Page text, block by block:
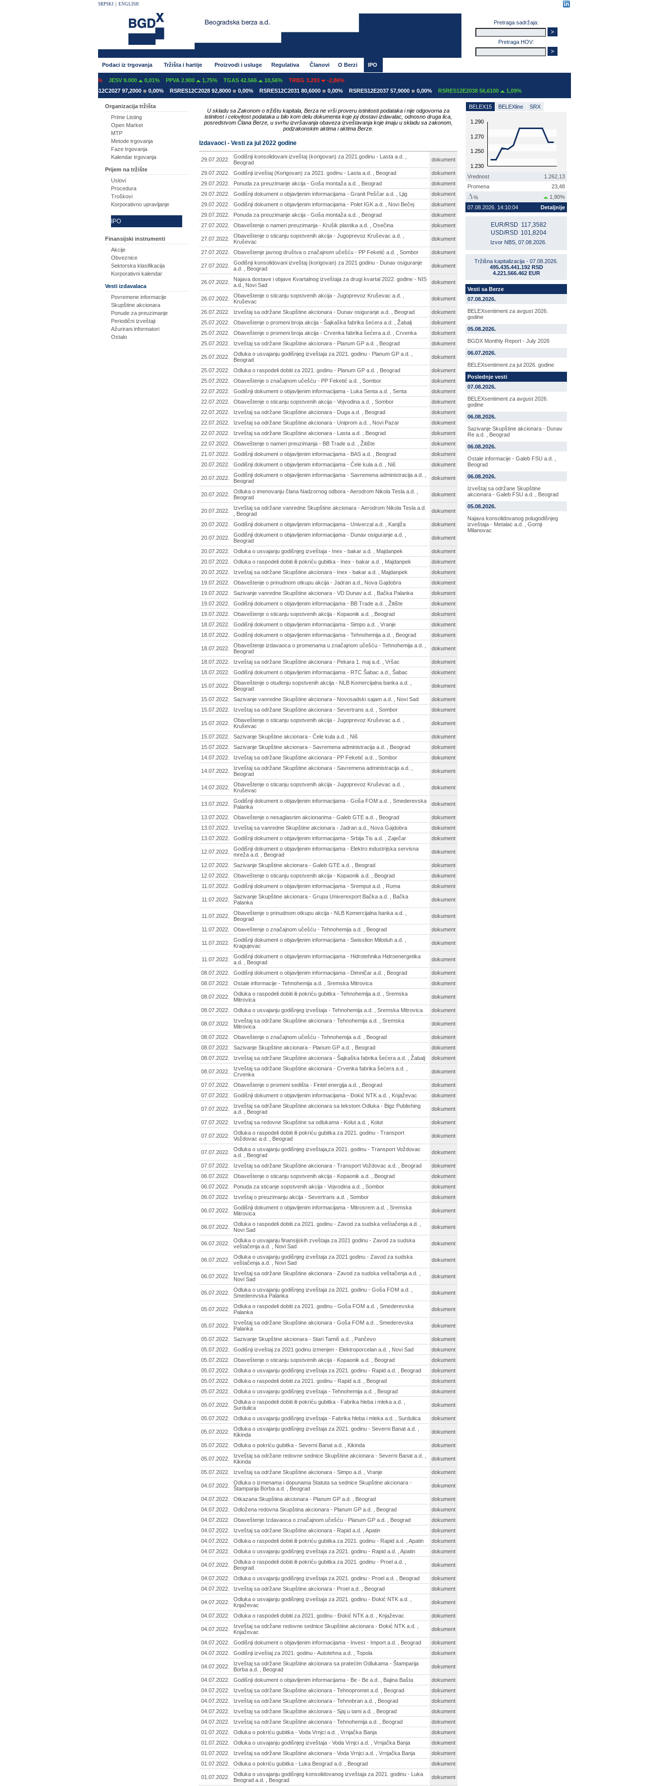
SRPSKI ENGLISH
Pretraga sadržaja:
Pretraga HOV:
Podaci iz trgovanja Tržišta i hartije Proizvodi i usluge Regulativa Članovi O Berzi IPO
JESV 9.000 0,01% PPVA 2.900 1,75% TGAS 42.566 10,56% TRBG 3.293
-2,86%
RSRES12C2027 97,2000 0,00% RSRES12C2028 92,8000 0,00% RSRES12C2031 80,6000 0,00% RSRES12E2037 57,9000 0,00% RSRES12E2038 56,6100 1,09%
Organizacija tržišta
Prime Listing
Open Market
MTP
Metode trgovanja
Faze trgovanja
Kalendar trgovanja
Prijem na tržište
Uslovi
Procedura
Troškovi
Korporativno upravljanje
IPO
Finansijski instrumenti
Akcije
Obveznice
Sektorska klasifikacija
Korporativni kalendar
Vesti izdavalaca
Povremene informacije
Skupštine akcionara
Ponude za preuzimanje
Periodični izveštaji
Ažurirani informatori
Ostalo
U skladu sa Zakonom o tržištu kapitala, Berza ne vrši proveru istinitosti podataka i nije odgovorna za
istinitost i celovitost podataka u bilo kom delu dokumenta koje joj dostavi izdavalac, odnosno druga lica,
posredstvom Člana Berze, u svrhu izvršavanja obaveza izveštavanja koje imaju u skladu sa zakonom,
podzakonskim aktima i aktima Berze.
Izdavaoci - Vesti za jul 2022 godine
29.07.2022.
Godišnji konsolidovani izveštaj (korigovan) za 2021.godinu - Lasta a.d. ,
Beograd
dokument
29.07.2022. Godišnji izveštaj (Korigovan) za 2021. godinu - Lasta a.d. , Beograd
dokument
29.07.2022.
Ponuda za preuzimanje akcija - Goša montaža a.d. , Beograd
dokument
29.07.2022.
Godišnji dokument o objavljenim informacijama - Granit Peščar a.d. , Ljig
dokument
29.07.2022.
Godišnji dokument o objavljenim informacijama - Polet IGK a.d. , Novi Bečej
dokument
29.07.2022.
Ponuda za preuzimanje akcija - Goša montaža a.d. , Beograd
dokument
27.07.2022.
Obaveštenje o nameri preuzimanja - Krušik plastika a.d. , Osečina dokument
27.07.2022.
Obaveštenje o sticanju sopstvenih akcija - Jugoprevoz Kruševac a.d. ,
Kruševac
dokument
27.07.2022. Obaveštenje javnog društva o značajnom učešću - PP Feketić a.d. , Sombor dokument
27.07.2022.
Godišnji konsolidovani izveštaj (korigovan) za 2021 godinu - Dunav osiguranje
a.d. , Beograd
dokument
26.07.2022.
Najava dostave i objave Kvartalnog izveštaja za drugi kvartal 2022. godine - NIS
a.d., Novi Sad
dokument
26.07.2022.
Obaveštenje o sticanju sopstvenih akcija - Jugoprevoz Kruševac a.d. ,
Kruševac
dokument
26.07.2022. Izveštaj sa održane Skupštine akcionara - Dunav osiguranje a.d. , Beograd
dokument
25.07.2022.
Obaveštenje o promeni broja akcija - Šajkaška fabrika šećera a.d. , Žabalj
dokument
25.07.2022.
Obaveštenje o promeni broja akcija - Crvenka fabrika šećera a.d. , Crvenka
dokument
25.07.2022.
Izveštaj sa održane Skupštine akcionara - Planum GP a.d. , Beograd dokument
25.07.2022.
Odluka o usvajanju godišnjeg izveštaja za 2021. godinu - Planum GP a.d. ,
Beograd
dokument
25.07.2022. Odluka o raspodeli dobiti za 2021. godinu - Planum GP a.d. , Beograd
dokument
25.07.2022.
Obaveštenje o značajnom učešću - PP Feketić a.d. , Sombor
dokument
22.07.2022.
Godišnji dokument o objavljenim informacijama - Luka Senta a.d. , Senta
dokument
22.07.2022.
Obaveštenje o sticanju sopstvenih akcija - Vojvodina a.d. , Sombor
dokument
22.07.2022.
Izveštaj sa održane Skupštine akcionara - Duga a.d. , Beograd
dokument
22.07.2022.
Izveštaj sa održane Skupštine akcionara - Uniprom a.d. , Novi Pazar
dokument
22.07.2022.
Izveštaj sa održane Skupštine akcionara - Lasta a.d. , Beograd
dokument
22.07.2022.
Obaveštenje o nameri preuzimanja - BB Trade a.d. , Žitište
dokument
21.07.2022.
Godišnji dokument o objavljenim informacijama - BAS a.d. , Beograd
dokument
20.07.2022.
Godišnji dokument o objavljenim informacijama - Ćele kula a.d. , Niš dokument
20.07.2022.
Godišnji dokument o objavljenim informacijama - Savremena administracija a.d. ,
Beograd
dokument
20.07.2022.
Odluka o imenovanju člana Nadzornog odbora - Aerodrom Nikola Tesla a.d. ,
Beograd
dokument
20.07.2022.
Izveštaj sa održane vanredne Skupštine akcionara - Aerodrom Nikola Tesla a.d.
, Beograd
dokument
20.07.2022. Godišnji dokument o objavljenim informacijama - Univerzal a.d. , Kanjiža dokument
20.07.2022.
Godišnji dokument o objavljenim informacijama - Dunav osiguranje a.d. ,
Beograd
dokument
20.07.2022. Odluka o usvajanju godišnjeg izveštaja - Inex - bakar a.d. , Majdanpek
dokument
20.07.2022.
Odluka o raspodeli dobiti ili pokriću gubitka - Inex - bakar a.d. , Majdanpek
dokument
20.07.2022.
Izveštaj sa održane Skupštine akcionara - Inex - bakar a.d. , Majdanpek
dokument
19.07.2022.
Obaveštenje o prinudnom otkupu akcija - Jadran a.d., Nova Gajdobra
dokument
19.07.2022.
Sazivanje vanredne Skupštine akcionara - VD Dunav a.d. , Bačka Palanka
dokument
19.07.2022.
Godišnji dokument o objavljenim informacijama - BB Trade a.d. , Žitište
dokument
19.07.2022.
Obaveštenje o sticanju sopstvenih akcija - Kopaonik a.d. , Beograd
dokument
18.07.2022.
Godišnji dokument o objavljenim informacijama - Simpo a.d. , Vranje
dokument
18.07.2022.
Godišnji dokument o objavljenim informacijama - Tehnohemija a.d. , Beograd dokument
18.07.2022.
Obaveštenje izdavaoca o promenama u značajnom učešću - Tehnohemija a.d. ,
Beograd
dokument
18.07.2022. Izveštaj sa održane Skupštine akcionara - Pekara 1. maj a.d. , Vršac
dokument
18.07.2022.
Godišnji dokument o objavljenim informacijama - RTC Šabac a.d., Šabac dokument
15.07.2022.
Obaveštenje o otuđenju sopstvenih akcija - NLB Komercijalna banka a.d. ,
Beograd
dokument
15.07.2022. Sazivanje vanredne Skupštine akcionara - Novosadski sajam a.d. , Novi Sad
dokument
15.07.2022.
Izveštaj sa održane Skupštine akcionara - Severtrans a.d. , Sombor dokument
15.07.2022.
Obaveštenje o sticanju sopstvenih akcija - Jugoprevoz Kruševac a.d. ,
Kruševac
dokument
15.07.2022. Sazivanje Skupštine akcionara - Ćele kula a.d. , Niš
dokument
15.07.2022.
Sazivanje Skupštine akcionara - Savremena administracija a.d. , Beograd
dokument
14.07.2022.
Izveštaj sa održane Skupštine akcionara - PP Feketić a.d. , Sombor dokument
14.07.2022.
Izveštaj sa održane Skupštine akcionara - Savremena administracija a.d. ,
Beograd
dokument
14.07.2022.
Obaveštenje o sticanju sopstvenih akcija - Jugoprevoz Kruševac a.d. ,
Kruševac
dokument
13.07.2022.
Godišnji dokument o objavljenim informacijama - Goša FOM a.d. , Smederevska
Palanka
dokument
13.07.2022. Obaveštenje o nesaglasnim akcionarima - Galeb GTE a.d. , Beograd
dokument
13.07.2022.
Izveštaj sa vanredne Skupštine akcionara - Jadran a.d., Nova Gajdobra
dokument
13.07.2022.
Godišnji dokument o objavljenim informacijama - Srbija Tis a.d. , Zaječar dokument
12.07.2022.
Godišnji dokument o objavljenim informacijama - Elektro industrijska servisna
mreža a.d. , Beograd
dokument
12.07.2022. Sazivanje Skupštine akcionara - Galeb GTE a.d. , Beograd
dokument
12.07.2022.
Obaveštenje o sticanju sopstvenih akcija - Kopaonik a.d. , Beograd
dokument
11.07.2022.
Godišnji dokument o objavljenim informacijama - Sremput a.d. , Ruma dokument
11.07.2022.
Sazivanje Skupštine akcionara - Grupa Univerexport Bačka a.d. , Bačka
Palanka
dokument
11.07.2022.
Obaveštenje o prinudnom otkupu akcija - NLB Komercijalna banka a.d. ,
Beograd
dokument
11.07.2022. Obaveštenje o značajnom učešću - Tehnohemija a.d. , Beograd dokument
11.07.2022.
Godišnji dokument o objavljenim informacijama - Swisslion Miloduh a.d. ,
Kragujevac
dokument
11.07.2022.
Godišnji dokument o objavljenim informacijama - Hidrotehnika Hidroenergetika
a.d. , Beograd
dokument
08.07.2022. Godišnji dokument o objavljenim informacijama - Dimničar a.d. , Beograd
dokument
08.07.2022.
Ostale informacije - Tehnohemija a.d. , Sremska Mitrovica dokument
08.07.2022.
Odluka o raspodeli dobiti ili pokriću gubitka - Tehnohemija a.d. , Sremska
Mitrovica
dokument
08.07.2022. Odluka o usvajanju godišnjeg izveštaja - Tehnohemija a.d. , Sremska Mitrovica dokument
08.07.2022.
Izveštaj sa održane Skupštine akcionara - Tehnohemija a.d. , Sremska
Mitrovica
dokument
08.07.2022. Obaveštenje o značajnom učešću - Tehnohemija a.d. , Beograd
dokument
08.07.2022.
Sazivanje Skupštine akcionara - Planum GP a.d. , Beograd
dokument
08.07.2022.
Izveštaj sa održane Skupštine akcionara - Šajkaška fabrika šećera a.d. , Žabalj dokument
08.07.2022.
Izveštaj sa održane Skupštine akcionara - Crvenka fabrika šećera a.d. ,
Crvenka
dokument
07.07.2022. Obaveštenje o promeni sedišta - Fintel energija a.d. , Beograd
dokument
07.07.2022.
Godišnji dokument o objavljenim informacijama - Đokić NTK a.d. , Knjaževac dokument
07.07.2022.
Izveštaj sa održane Skupštine akcionara sa tekstom Odluka - Bigz Publishing
a.d. , Beograd
dokument
07.07.2022. Izveštaj sa redovne Skupštine sa odlukama - Kolut a.d. , Kolut dokument
07.07.2022.
Odluka o raspodeli dobiti ili pokriću gubitka za 2021. godinu - Transport
Voždovac a.d. , Beograd
dokument
07.07.2022.
Odluka o usvajanju godišnjeg izveštaja‚za 2021. godinu - Transport Voždovac
a.d. , Beograd
dokument
07.07.2022. Izveštaj sa održane Skupštine akcionara - Transport Voždovac a.d. , Beograd
dokument
06.07.2022.
Obaveštenje o sticanju sopstvenih akcija - Kopaonik a.d. , Beograd
dokument
06.07.2022.
Ponuda za sticanje sopstvenih akcija - Vojvodina a.d. , Sombor
dokument
06.07.2022.
Izveštaj o preuzimanju akcija - Severtrans a.d. , Sombor dokument
06.07.2022.
Godišnji dokument o objavljenim informacijama - Mitrosrem a.d. , Sremska
Mitrovica
dokument
06.07.2022.
Odluka o raspodeli dobiti za 2021. godinu - Zavod za sudska veštačenja a.d. ,
Novi Sad
dokument
06.07.2022.
Odluka o usvajanju finansijskih zveštaja za 2021 godinu - Zavod za sudska
veštačenja a.d. , Novi Sad
dokument
06.07.2022.
Odluka o usvajanju godišnjeg izveštaja za 2021 godinu - Zavod za sudska
veštačenja a.d. , Novi Sad
dokument
06.07.2022.
Izveštaj sa održane Skupštine akcionara - Zavod za sudska veštačenja a.d. ,
Novi Sad
dokument
05.07.2022.
Odluka o usvajanju godišnjeg izveštaja za 2021. godinu - Goša FOM a.d. ,
Smederevska Palanka
dokument
05.07.2022.
Odluka o raspodeli dobiti za 2021. godinu - Goša FOM a.d. , Smederevska
Palanka
dokument
05.07.2022.
Izveštaj sa održane Skupštine akcionara - Goša FOM a.d. , Smederevska
Palanka
dokument
05.07.2022. Sazivanje Skupštine akcionara - Stari Tamiš a.d. , Pančevo
dokument
05.07.2022.
Godišnji izveštaj za 2021 godinu izmenjen - Elektroporcelan a.d. , Novi Sad
dokument
05.07.2022.
Obaveštenje o sticanju sopstvenih akcija - Kopaonik a.d. , Beograd
dokument
05.07.2022.
Odluka o usvajanju godišnjeg izveštaja za 2021. godinu - Rapid a.d. , Beograd
dokument
05.07.2022.
Odluka o raspodeli dobiti za 2021. godinu - Rapid a.d. , Beograd
dokument
05.07.2022.
Odluka o usvajanju godišnjeg izveštaja - Tehnohemija a.d. , Beograd dokument
05.07.2022.
Odluka o raspodeli dobiti ili pokriću gubitka - Fabrika hleba i mleka a.d. ,
Surdulica
dokument
05.07.2022. Odluka o usvajanju godišnjeg izveštaja - Fabrika hleba i mleka a.d. , Surdulica dokument
05.07.2022.
Odluka o usvajanju godišnjeg izveštaja za 2021. godinu - Severni Banat a.d. ,
Kikinda
dokument
05.07.2022. Odluka o pokriću gubitka - Severni Banat a.d. , Kikinda dokument
05.07.2022.
Izveštaj sa održane redovne sednice Skupštine akcionara - Severni Banat a.d. ,
Kikinda
dokument
05.07.2022. Izveštaj sa održane Skupštine akcionara - Simpo a.d. , Vranje dokument
04.07.2022.
Odluka o izmenama i dopunama Statuta sa sednice Skupštine akcionara -
Štamparija Borba a.d. , Beograd
dokument
04.07.2022. Otkazana Skupština akcionara - Planum GP a.d. , Beograd
dokument
04.07.2022.
Odložena redovna Skupština akcionara - Planum GP a.d. , Beograd
dokument
04.07.2022.
Obaveštenje Izdavaoca o značajnom učešću - Planum GP a.d. , Beograd
dokument
04.07.2022.
Izveštaj sa održane Skupštine akcionara - Rapid a.d. , Apatin
dokument
04.07.2022.
Odluka o raspodeli dobiti ili pokriću gubitka za 2021. godinu - Rapid a.d. , Apatin
dokument
04.07.2022.
Odluka o usvajanju godišnjeg izveštaja za 2021. godinu - Rapid a.d. , Apatin dokument
04.07.2022.
Odluka o raspodeli dobiti ili pokriću gubitka za 2021. godinu - Proel a.d. ,
Beograd
dokument
04.07.2022. Odluka o usvajanju godišnjeg izveštaja za 2021. godinu - Proel a.d. , Beograd
dokument
04.07.2022.
Izveštaj sa održane Skupštine akcionara - Proel a.d. , Beograd dokument
04.07.2022.
Odluka o usvajanju godišnjeg izveštaja za 2021. godinu - Đokić NTK a.d. ,
Knjaževac
dokument
04.07.2022. Odluka o raspodeli dobiti za 2021. godinu - Đokić NTK a.d. , Knjaževac dokument
04.07.2022.
Izveštaj sa održane redovne sednice Skupštine akcionara - Đokić NTK a.d. ,
Knjaževac
dokument
04.07.2022. Godišnji dokument o objavljenim informacijama - Invest - Import a.d. , Beograd
dokument
04.07.2022.
Godišnji izveštaj za 2021. godinu - Autotehna a.d. , Topola dokument
04.07.2022.
Izveštaj sa održane Skupštine akcionara sa pratećim Odlukama - Štamparija
Borba a.d. , Beograd
dokument
04.07.2022. Godišnji dokument o objavljenim informacijama - Be - Be a.d. , Bajina Bašta
dokument
04.07.2022.
Izveštaj sa održane Skupštine akcionara - Tehnopromet a.d. , Beograd
dokument
04.07.2022.
Izveštaj sa održane Skupštine akcionara - Tehnobran a.d. , Beograd
dokument
04.07.2022.
Izveštaj sa održane Skupštine akcionara - Sjaj u tami a.d. , Beograd
dokument
04.07.2022.
Izveštaj sa održane Skupštine akcionara - Tehnohemija a.d. , Beograd
dokument
01.07.2022.
Odluka o pokriću gubitka - Voda Vrnjci a.d. , Vrnjačka Banja
dokument
01.07.2022.
Odluka o usvajanju godišnjeg izveštaja - Voda Vrnjci a.d. , Vrnjačka Banja
dokument
01.07.2022.
Izveštaj sa održane Skupštine akcionara - Voda Vrnjci a.d. , Vrnjačka Banja
dokument
01.07.2022.
Odluka o pokriću gubitka - Luka Beograd a.d. , Beograd dokument
01.07.2022.
Odluka o usvajanju godišnjeg konsolidovanog izveštaja za 2021. godinu - Luka
Beograd a.d. , Beograd
dokument
BELEX15 BELEXline SRX
1.230
1.250
1.270
1.290
Vrednost
1.262,13
Promena
23,48
%
1,90%
07.08.2026. 14:10:04
Detaljnije
EUR/RSD 117,3582
USD/RSD 101,8204
Izvor NBS, 07.08.2026.
Tržišna kapitalizacija - 07.08.2026.
495.435.441.192 RSD
4.221.566.462 EUR
Vesti sa Berze
07.08.2026.
BELEXsentiment za avgust 2026.
godine
05.08.2026.
BGDX Monthly Report - July 2026
06.07.2026.
BELEXsentiment za jul 2026. godine
Poslednje vesti
07.08.2026.
BELEXsentiment za avgust 2026.
godine
06.08.2026.
Sazivanje Skupštine akcionara - Dunav
Re a.d. , Beograd
06.08.2026.
Ostale informacije - Galeb FSU a.d. ,
Beograd
06.08.2026.
Izveštaj sa održane Skupštine
akcionara - Galeb FSU a.d. , Beograd
05.08.2026.
Najava konsolidovanog polugodišnjeg
izveštaja - Metalac a.d. , Gornji
Milanovac